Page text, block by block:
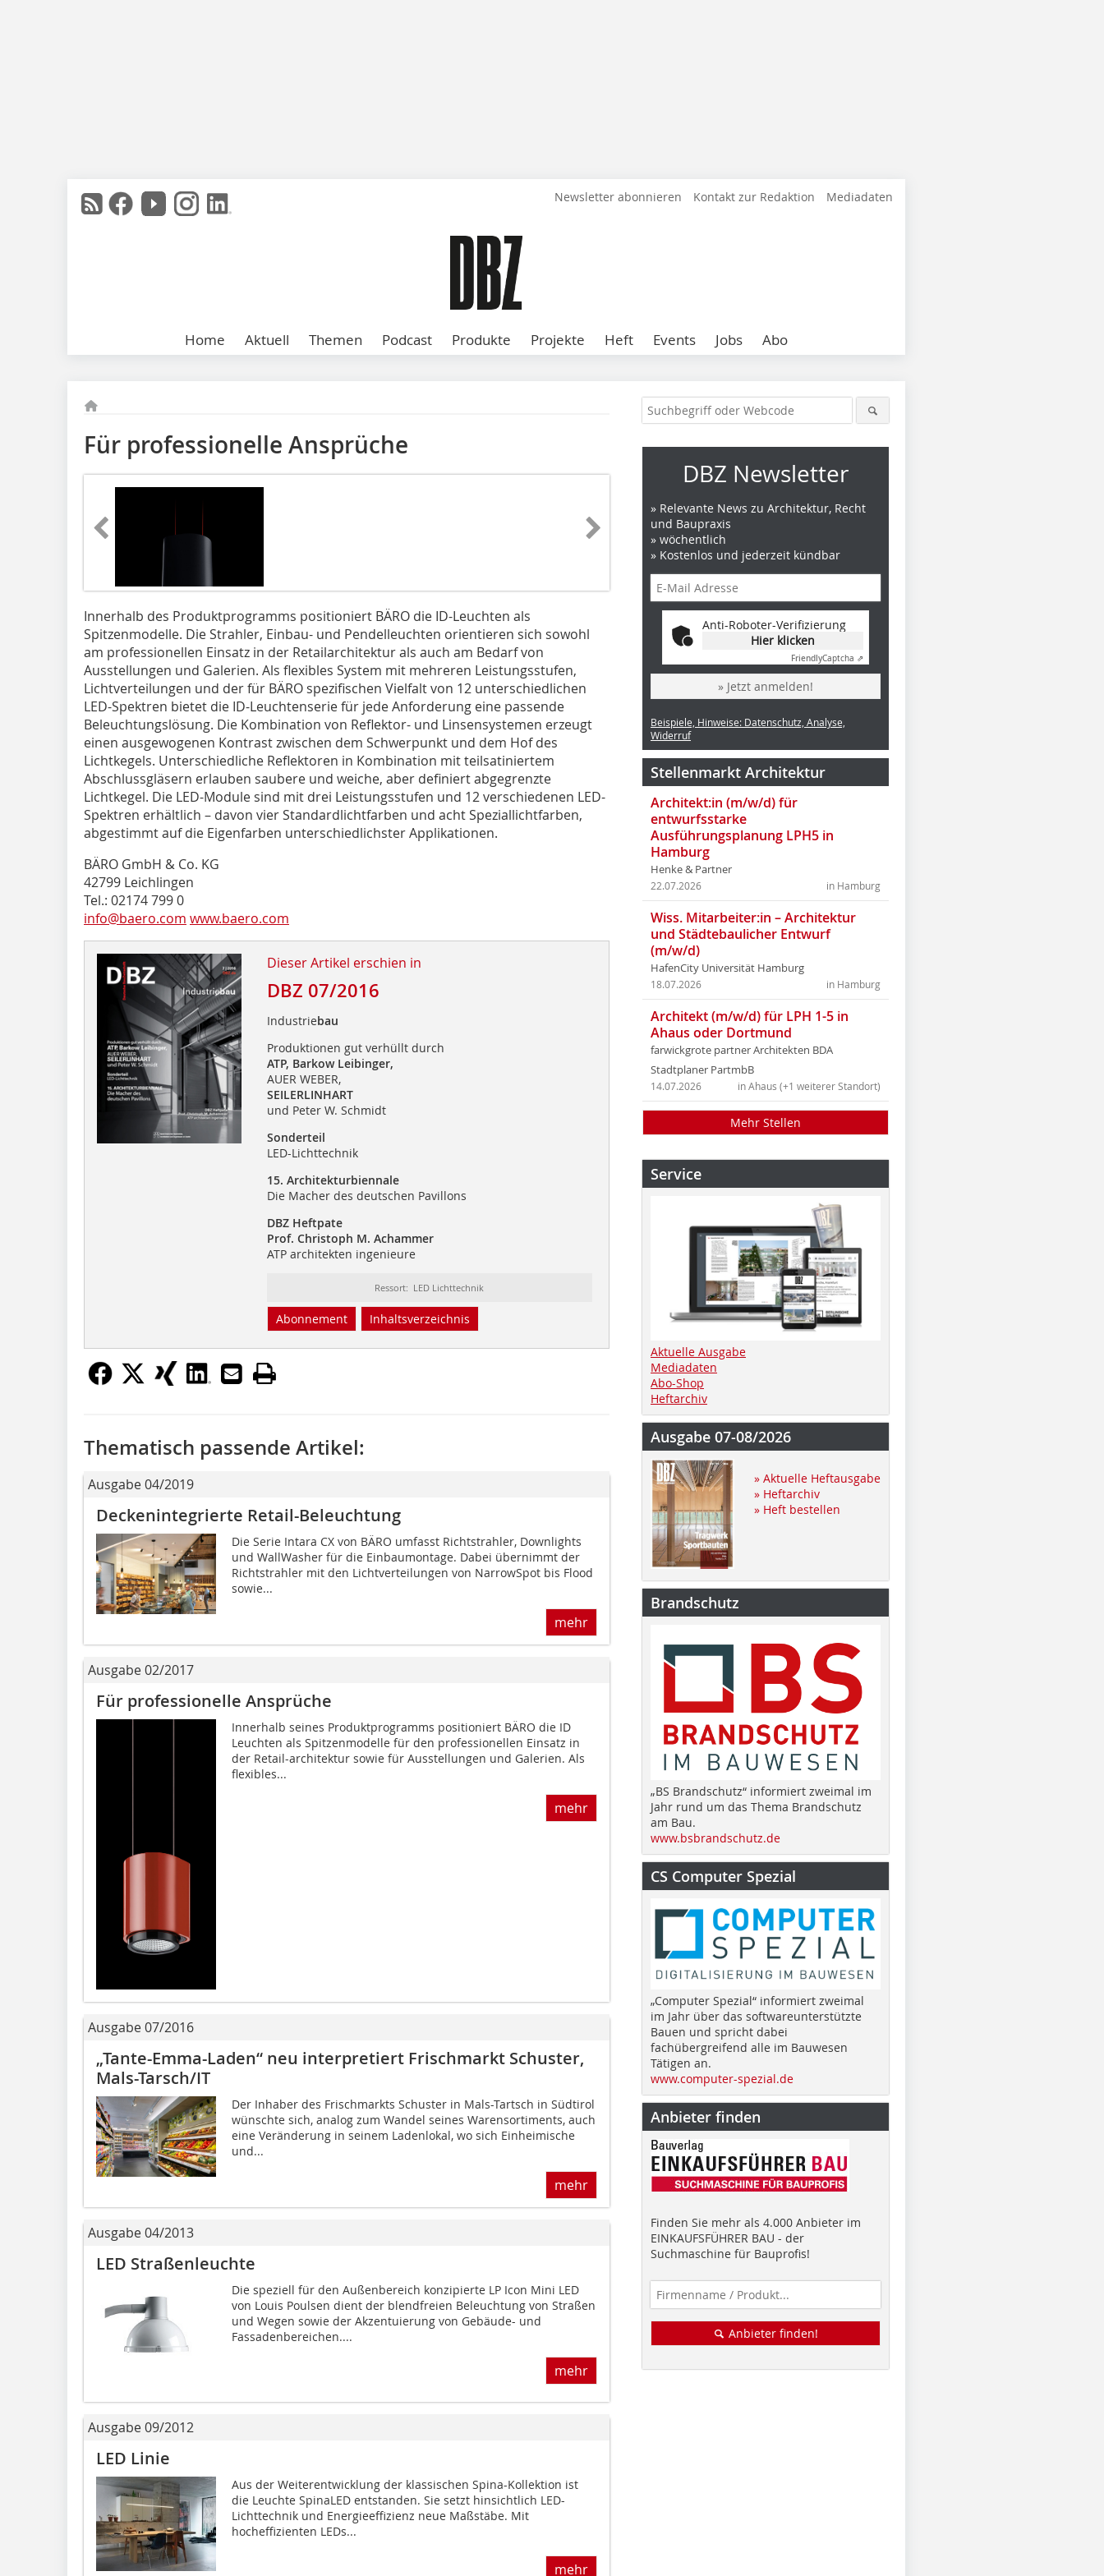
Newsletter abonnieren Kontakt zur Redaktion Mediadaten
Home Aktuell Themen Podcast Produkte Projekte Heft Events Jobs Abo
Für professionelle Ansprüche
Innerhalb des Produktprogramms positioniert BÄRO die ID-Leuchten als
Spitzenmodelle. Die Strahler, Einbau- und Pendelleuchten orientieren sich sowohl
am professionellen Einsatz in der Retailarchitektur als auch am Bedarf von
Ausstellungen und Galerien. Als flexibles System mit mehreren Leistungsstufen,
Lichtverteilungen und der für BÄRO spezifischen Vielfalt von 12 unterschiedlichen
LED-Spektren bietet die ID-Leuchtenserie für jede Anforderung eine passende
Beleuchtungslösung. Die Kombination von Reflektor- und Linsensystemen erzeugt
einen ausgewogenen Kontrast zwischen dem Schwerpunkt und dem Hof des
Lichtkegels. Unter­­­schiedliche Reflektoren in Kombination mit teilsatiniertem
Abschlussgläsern erlauben saubere und weiche, aber definiert abgegrenzte
Lichtkegel. Die LED-Module sind mit drei Leistungsstufen und 12 verschiedenen LED-
Spektren erhältlich – davon vier Standardlichtfarben und acht Speziallichtfarben,
abgestimmt auf die Eigenfarben unterschiedlichster Applikationen.
BÄRO GmbH & Co. KG
42799 Leichlingen
Tel.: 02174 799 0
info@baero.com www.baero.com
Dieser Artikel erschien in
DBZ 07/2016
Industriebau
Produktionen gut verhüllt durch
ATP, Barkow Leibinger,
AUER WEBER,
SEILERLINHART
und Peter W. Schmidt
Sonderteil
LED-Lichttechnik
15. Architekturbiennale
Die Macher des deutschen Pavillons
DBZ Heftpate
Prof. Christoph M. Achammer
ATP architekten ingenieure
Ressort: LED Lichttechnik
Abonnement Inhaltsverzeichnis
Thematisch passende Artikel:
Ausgabe 04/2019
Deckenintegrierte Retail-Beleuchtung
Die Serie Intara CX von BÄRO umfasst Richtstrahler, Downlights
und WallWasher für die Einbaumontage. Dabei übernimmt der
Richtstrahler mit den Lichtverteilungen von NarrowSpot bis Flood
sowie...
mehr
Ausgabe 02/2017
Für professionelle Ansprüche
Innerhalb seines Produktprogramms positioniert BÄRO die ID
Leuchten als Spitzenmodelle für den professionellen Einsatz in
der Retail-architektur sowie für Ausstellungen und Galerien. Als
flexibles...
mehr
Ausgabe 07/2016
„Tante-Emma-Laden“ neu interpretiert Frischmarkt Schuster,
Mals-Tarsch/IT
Der Inhaber des Frischmarkts Schuster in Mals-Tartsch in Südtirol
wünschte sich, analog zum Wandel seines Warensortiments, auch
eine Veränderung in seinem Ladenlokal, wo sich Einheimische
und...
mehr
Ausgabe 04/2013
LED Straßenleuchte
Die speziell für den Außenbereich konzipierte LP Icon Mini LED
von Louis Poulsen dient der blendfreien Beleuchtung von Straßen
und Wegen sowie der Akzentuierung von Gebäude- und
Fassadenbereichen....
mehr
Ausgabe 09/2012
LED Linie
Aus der Weiterentwicklung der klassischen Spina-Kollektion ist
die Leuchte SpinaLED entstanden. Sie setzt hinsichtlich LED-
Lichttechnik und Energieeffizienz neue Maßstäbe. Mit
hocheffizienten LEDs...
mehr
DBZ Newsletter
» Relevante News zu Architektur, Recht
und Baupraxis
» wöchentlich
» Kostenlos und jederzeit kündbar
Anti-Roboter-Verifizierung
Hier klicken
FriendlyCaptcha ⇗
» Jetzt anmelden!
Beispiele, Hinweise: Datenschutz, Analyse,
Widerruf
Stellenmarkt Architektur
Architekt:in (m/w/d) für
entwurfsstarke
Ausführungsplanung LPH5 in
Hamburg
Henke & Partner
in Hamburg
22.07.2026
Wiss. Mitarbeiter:in – Architektur
und Städtebaulicher Entwurf
(m/w/d)
HafenCity Universität Hamburg
in Hamburg
18.07.2026
Architekt (m/w/d) für LPH 1-5 in
Ahaus oder Dortmund
farwickgrote partner Architekten BDA
Stadtplaner PartmbB
in Ahaus (+1 weiterer Standort)
14.07.2026
Mehr Stellen
Service
Aktuelle Ausgabe
Mediadaten
Abo-Shop
Heftarchiv
Ausgabe 07-08/2026
» Aktuelle Heftausgabe
» Heftarchiv
» Heft bestellen
Brandschutz
„BS Brandschutz“ informiert zweimal im
Jahr rund um das Thema Brandschutz
am Bau.
www.bsbrandschutz.de
CS Computer Spezial
„Computer Spezial“ informiert zweimal
im Jahr über das softwareunterstützte
Bauen und spricht dabei
fachübergreifend alle im Bauwesen
Tätigen an.
www.computer-spezial.de
Anbieter finden
Finden Sie mehr als 4.000 Anbieter im
EINKAUFSFÜHRER BAU - der
Suchmaschine für Bauprofis!
Anbieter finden!